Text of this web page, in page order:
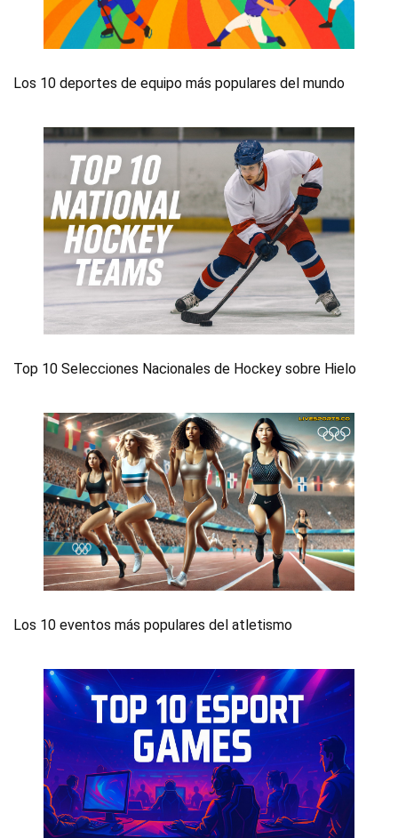
Los 10 deportes de equipo más populares del mundo
Top 10 Selecciones Nacionales de Hockey sobre Hielo
Los 10 eventos más populares del atletismo